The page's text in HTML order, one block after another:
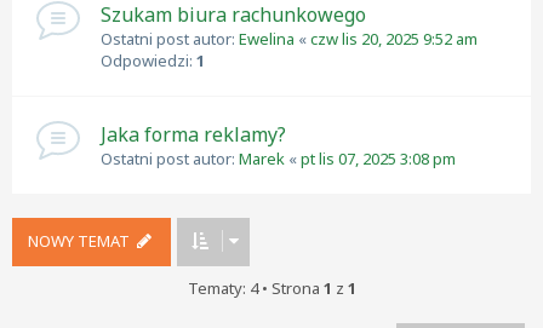
Szukam biura rachunkowego
Ostatni post autor: Ewelina «czw lis 20, 2025 9:52 am
Odpowiedzi: 1
Jaka forma reklamy?
Ostatni post autor: Marek «pt lis 07, 2025 3:08 pm
NOWY TEMAT
Tematy: 4 • Strona 1 z 1